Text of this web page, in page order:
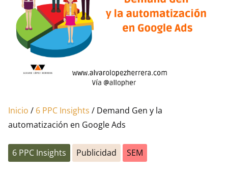
Inicio / 6 PPC Insights / Demand Gen y la
automatización en Google Ads
6 PPC Insights Publicidad SEM